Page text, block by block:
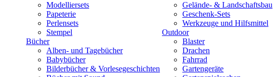
Modelliersets
Papeterie
Perlensets
Stempel
Bücher
Alben- und Tagebücher
Babybücher
Bilderbücher & Vorlesegeschichten
Gelände- & Landschaftsbau
Geschenk-Sets
Werkzeuge und Hilfsmittel
Outdoor
Blaster
Drachen
Fahrrad
Gartengeräte